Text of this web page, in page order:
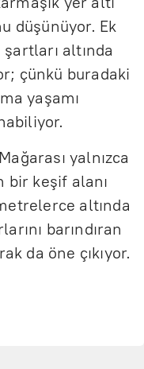
düşünüyor. Ek
altında
çünkü buradaki
yaşamı
yalnızca
bir keşif alanı
altında
barındıran
da öne çıkıyor.